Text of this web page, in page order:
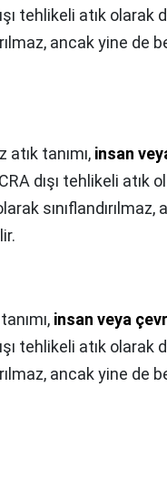
tehlikeli atık olarak
ancak yine de
atık tanımı, insan
dışı tehlikeli atık
sınıflandırılmaz,
insan veya
tehlikeli atık olarak
ancak yine de